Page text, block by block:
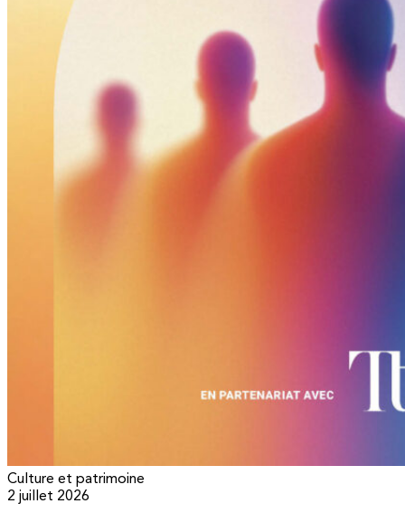
Culture et patrimoine
2 juillet 2026